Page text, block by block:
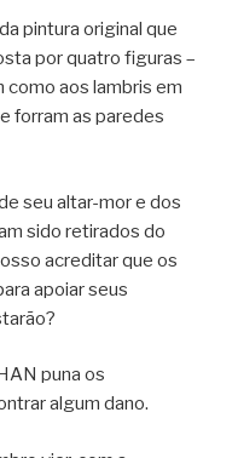
pintura original que
por quatro figuras –
como aos lambris em
forram as paredes
seu altar-mor e dos
sido retirados do
acreditar que os
apoiar seus
puna os
algum dano.